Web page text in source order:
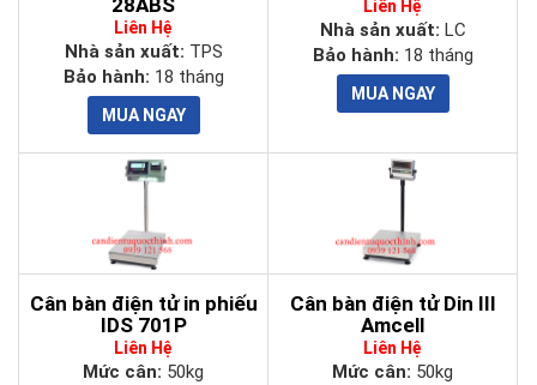
28ABS
Liên Hệ
Nhà sản xuất: TPS
Bảo hành: 18 tháng
Liên Hệ
Nhà sản xuất: LC
Bảo hành: 18 tháng
Cân bàn điện tử in phiếu
IDS 701P
Liên Hệ
Mức cân: 50kg
Cân bàn điện tử Din III
Amcell
Liên Hệ
Mức cân: 50kg